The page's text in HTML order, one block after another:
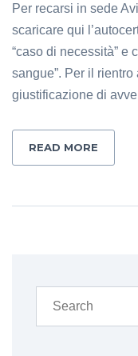
Per recarsi in sede
scaricare qui
“caso di necessità” e
sangue”. Per il
giustificazione di
READ MORE